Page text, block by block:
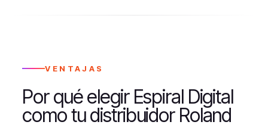
VENTAJAS
Por qué elegir Espiral Digital
como tu distribuidor Roland